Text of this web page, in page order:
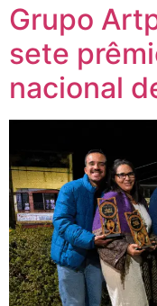
Grupo
sete
nacional